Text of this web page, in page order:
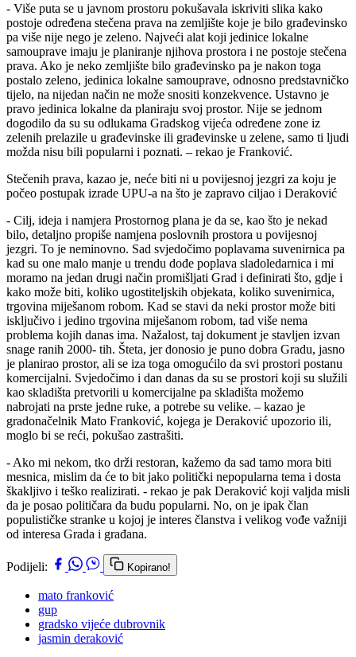
- Više puta se u javnom prostoru pokušavala iskriviti slika kako
postoje određena stečena prava na zemljište koje je bilo građevinsko
pa više nije nego je zeleno. Najveći alat koji jedinice lokalne
samouprave imaju je planiranje njihova prostora i ne postoje stečena
prava. Ako je neko zemljište bilo građevinsko pa je nakon toga
postalo zeleno, jedinica lokalne samouprave, odnosno predstavničko
tijelo, na nijedan način ne može snositi konzekvence. Ustavno je
pravo jedinica lokalne da planiraju svoj prostor. Nije se jednom
dogodilo da su su odlukama Gradskog vijeća određene zone iz
zelenih prelazile u građevinske ili građevinske u zelene, samo ti ljudi
možda nisu bili popularni i poznati. – rekao je Franković.
Stečenih prava, kazao je, neće biti ni u povijesnoj jezgri za koju je
počeo postupak izrade UPU-a na što je zapravo ciljao i Deraković
- Cilj, ideja i namjera Prostornog plana je da se, kao što je nekad
bilo, detaljno propiše namjena poslovnih prostora u povijesnoj
jezgri. To je neminovno. Sad svjedočimo poplavama suvenirnica pa
kad su one malo manje u trendu dođe poplava sladoledarnica i mi
moramo na jedan drugi način promišljati Grad i definirati što, gdje i
kako može biti, koliko ugostiteljskih objekata, koliko suvenirnica,
trgovina miješanom robom. Kad se stavi da neki prostor može biti
isključivo i jedino trgovina miješanom robom, tad više nema
problema kojih danas ima. Nažalost, taj dokument je stavljen izvan
snage ranih 2000- tih. Šteta, jer donosio je puno dobra Gradu, jasno
je planirao prostor, ali se iza toga omogućilo da svi prostori postanu
komercijalni. Svjedočimo i dan danas da su se prostori koji su služili
kao skladišta pretvorili u komercijalne pa skladišta možemo
nabrojati na prste jedne ruke, a potrebe su velike. – kazao je
gradonačelnik Mato Franković, kojega je Deraković upozorio ili,
moglo bi se reći, pokušao zastrašiti.
- Ako mi nekom, tko drži restoran, kažemo da sad tamo mora biti
mesnica, mislim da će to bit jako politički nepopularna tema i dosta
škakljivo i teško realizirati. - rekao je pak Deraković koji valjda misli
da je posao političara da budu popularni. No, on je ipak član
populističke stranke u kojoj je interes članstva i velikog vođe važniji
od interesa Grada i građana.
Podijeli: Kopirano!
mato franković
gup
gradsko vijeće dubrovnik
jasmin deraković